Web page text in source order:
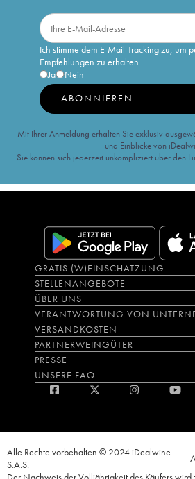
Ich stimme dem E-Mail-Tracking zu, um
Empfehlungen zu erhalten
Ja
Nein
ABONNIEREN
Mit Ihrer Anmeldung erhalten Sie exklusiv
und Einblicke von
Sie können sich jederzeit unkompliziert über den
GRATIS (W)EINSCHÄTZUNG
STELLENANGEBOTE
ÜBER UNS
VERANTWORTUNG VON
VERSANDKOSTEN
PARTNERWEINGÜTER
PRESSE
UNSERE FAQ
Alle Rechte vorbehalten © 2024 iDealwine
S.A.S.